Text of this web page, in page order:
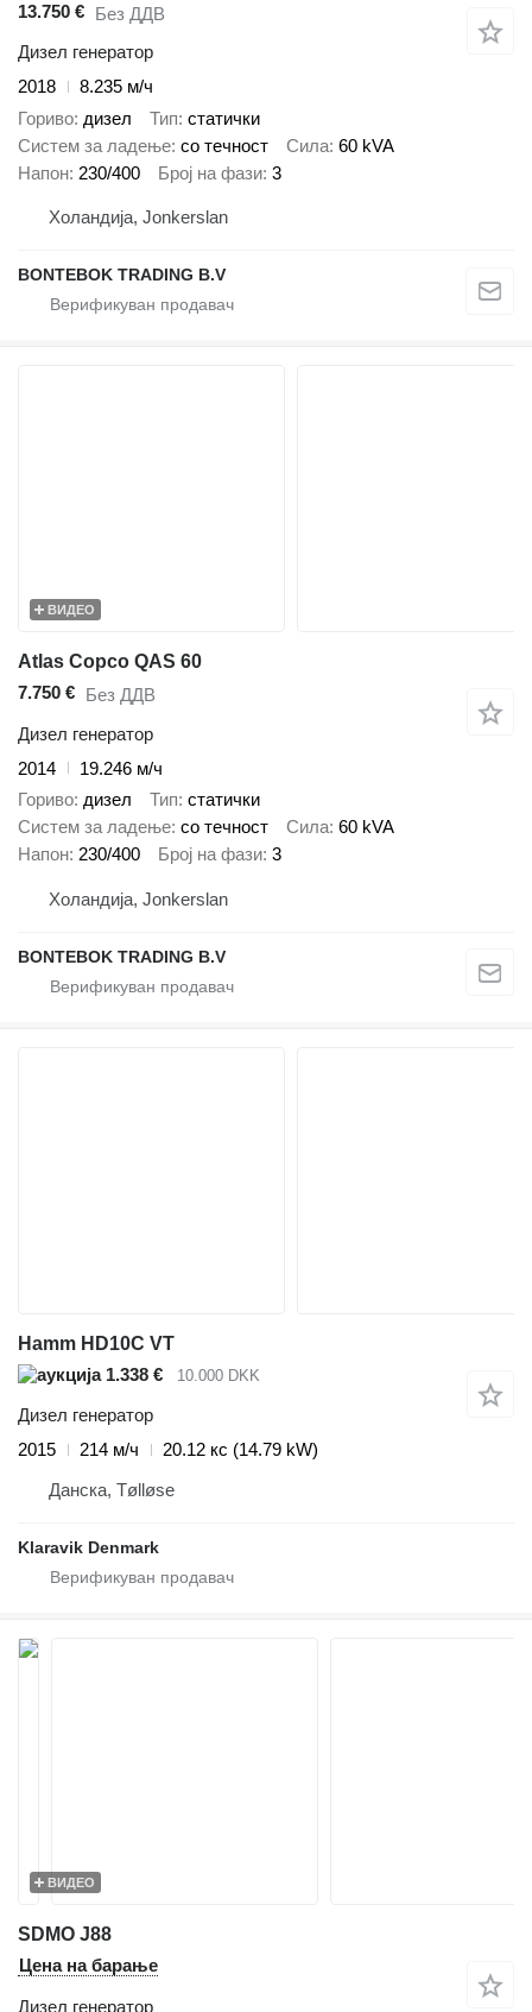
13.750 € Без ДДВ
Дизел генератор
2018
8.235 м/ч
Гориво дизел Тип статички
Систем за ладење со течност Сила 60 kVA
Напон 230/400 Број на фази 3
Холандија, Jonkerslan
BONTEBOK TRADING B.V
ВИДЕО
Atlas Copco QAS 60
7.750 € Без ДДВ
Дизел генератор
2014
19.246 м/ч
Гориво дизел Тип статички
Систем за ладење со течност Сила 60 kVA
Напон 230/400 Број на фази 3
Холандија, Jonkerslan
BONTEBOK TRADING B.V
Hamm HD10C VT
1.338 €
10.000 DKK
Дизел генератор
2015
214 м/ч
20.12 кс (14.79 kW)
Данска, Tølløse
Klaravik Denmark
ВИДЕО
SDMO J88
Цена на барање
Дизел генератор